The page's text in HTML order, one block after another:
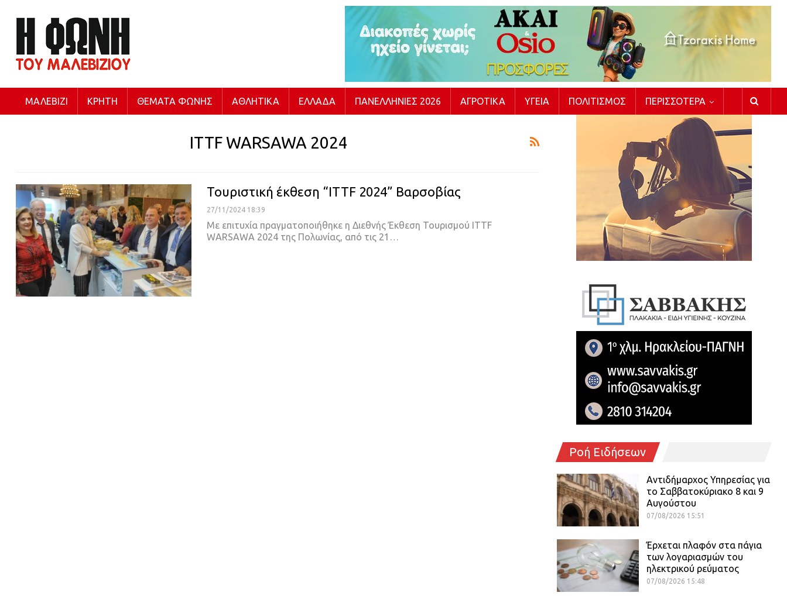
ΜΑΛΕΒΊΖΙ ΚΡΉΤΗ ΘΈΜΑΤΑ ΦΩΝΉΣ ΑΘΛΗΤΙΚΆ ΕΛΛΆΔΑ ΠΑΝΕΛΛΉΝΙΕΣ 2026 ΑΓΡΟΤΙΚΆ ΥΓΕΊΑ ΠΟΛΙΤΙΣΜΌΣ ΠΕΡΙΣΣΌΤΕΡΑ
ITTF WARSAWA 2024
Τουριστική έκθεση “ITTF 2024” Βαρσοβίας
27/11/2024 18:39
Με επιτυχία πραγματοποιήθηκε η Διεθνής Έκθεση Τουρισμού ITTF
WARSAWA 2024 της Πολωνίας, από τις 21…
Ροή Ειδήσεων
Αντιδήμαρχος Υπηρεσίας για
το Σαββατοκύριακο 8 και 9
Αυγούστου
07/08/2026 15:51
Έρχεται πλαφόν στα πάγια
των λογαριασμών του
ηλεκτρικού ρεύματος
07/08/2026 15:48